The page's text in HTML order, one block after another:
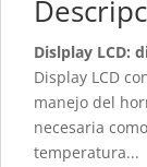
Dislplay LCD:
Display LCD
manejo del
necesaria
temperatura...